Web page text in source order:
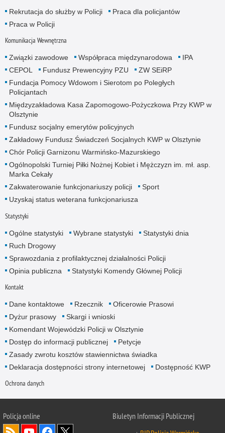
Rekrutacja do służby w Policji
Praca dla policjantów
Praca w Policji
Komunikacja Wewnętrzna
Związki zawodowe Współpraca międzynarodowa
IPA
CEPOL
Fundusz Prewencyjny PZU
ZW SEiRP
Fundacja Pomocy Wdowom i Sierotom po Poległych
Policjantach
Międzyzakładowa Kasa Zapomogowo-Pożyczkowa Przy KWP w
Olsztynie
Fundusz socjalny emerytów policyjnych
Zakładowy Fundusz Świadczeń Socjalnych KWP w Olsztynie
Chór Policji Garnizonu Warmińsko-Mazurskiego
Ogólnopolski Turniej Piłki Nożnej Kobiet i Mężczyzn im. mł. asp.
Marka Cekały
Zakwaterowanie funkcjonariuszy policji
Sport
Uzyskaj status weterana funkcjonariusza
Statystyki
Ogólne statystyki Wybrane statystyki
Statystyki dnia
Ruch Drogowy
Sprawozdania z profilaktycznej działalności Policji
Opinia publiczna
Statystyki Komendy Głównej Policji
Kontakt
Dane kontaktowe Rzecznik
Oficerowie Prasowi
Dyżur prasowy
Skargi i wnioski
Komendant Wojewódzki Policji w Olsztynie
Dostęp do informacji publicznej
Petycje
Zasady zwrotu kosztów stawiennictwa świadka
Deklaracja dostępności strony internetowej
Dostępność KWP
Ochrona danych
Policja online
Biuletyn Informacji Publicznej